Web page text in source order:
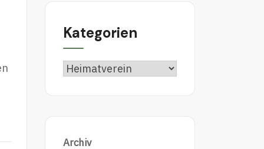
Kategorien
Kategorien
Archiv